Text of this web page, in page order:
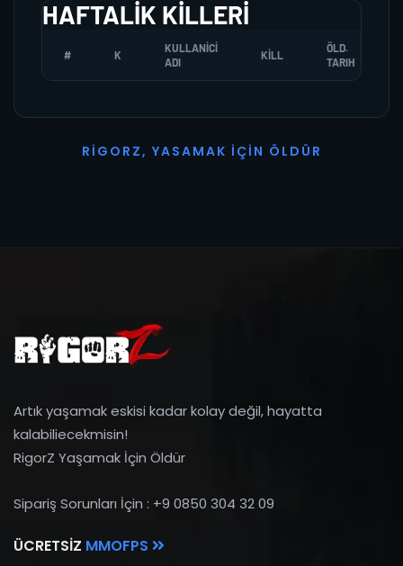
HAFTALIK KILLERI
# K
KULLANICI
ADI
KILL
ÖLD.
TARIH
R I G O R Z, YASAMAK İ ÇI N Ö L D Ü R
Artık yaşamak eskisi kadar kolay değil, hayatta
kalabiliecekmisin!
RigorZ Yaşamak İçin Öldür
Sipariş Sorunları İçin : +9 0850 304 32 09
ÜCRETSIZ MMOFPS